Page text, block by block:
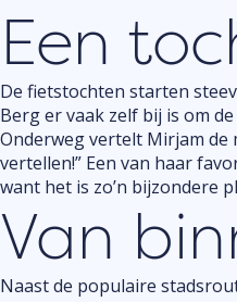
Een
De fietstochten starten
Berg er vaak zelf bij is om
Onderweg vertelt Mirjam de
vertellen!” Een van haar
want het is zo’n bijzondere
Van
Naast de populaire